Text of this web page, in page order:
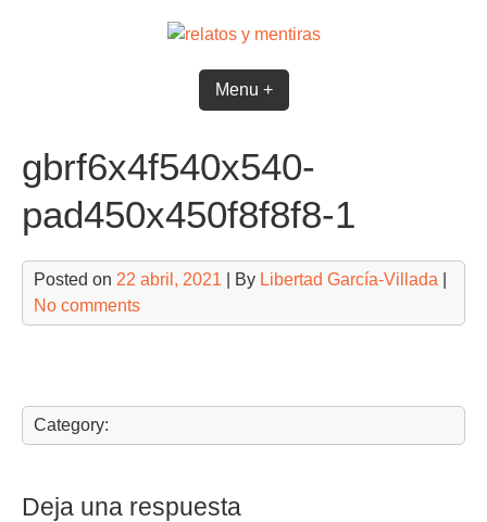
Menu +
gbrf6x4f540x540-
pad450x450f8f8f8-1
Posted on 22 abril, 2021 | By Libertad García-Villada
No comments
Category:
Deja una respuesta